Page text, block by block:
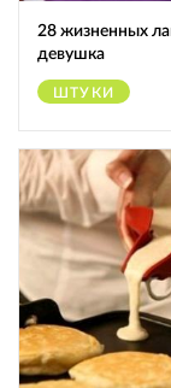
28 жизненных
девушка
ШТУКИ